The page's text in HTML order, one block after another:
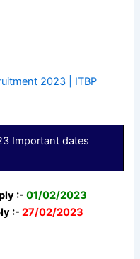
2023 | ITBP
Important dates
:-01/02/2023
:-27/02/2023